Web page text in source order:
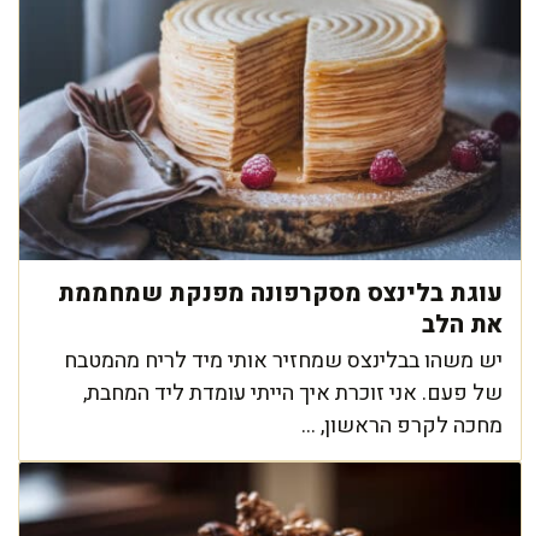
עוגת בלינצס מסקרפונה מפנקת שמחממת
את הלב
יש משהו בבלינצס שמחזיר אותי מיד לריח מהמטבח
של פעם. אני זוכרת איך הייתי עומדת ליד המחבת,
מחכה לקרפ הראשון, ...